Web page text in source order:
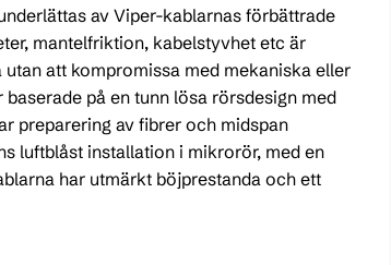
av Viper-kablarnas förbättrade
mantelfriktion, kabelstyvhet etc är
att kompromissa med mekaniska eller
på en tunn lösa rörsdesign med
preparering av fibrer och midspan
luftblåst installation i mikrorör, med en
har utmärkt böjprestanda och ett